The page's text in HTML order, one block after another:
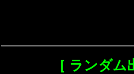
［ ランダム